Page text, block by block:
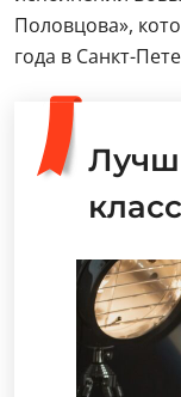
Половцова»,
года в Санкт-